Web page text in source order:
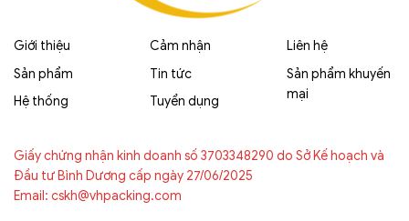
Giới thiệu
Sản phẩm
Hệ thống
Cảm nhận
Tin tức
Tuyển dụng
Liên hệ
Sản phẩm khuyến
mại
Giấy chứng nhận kinh doanh số 3703348290 do Sở Kế hoạch và
Đầu tư Bình Dương cấp ngày 27/06/2025
Email: cskh@vhpacking.com